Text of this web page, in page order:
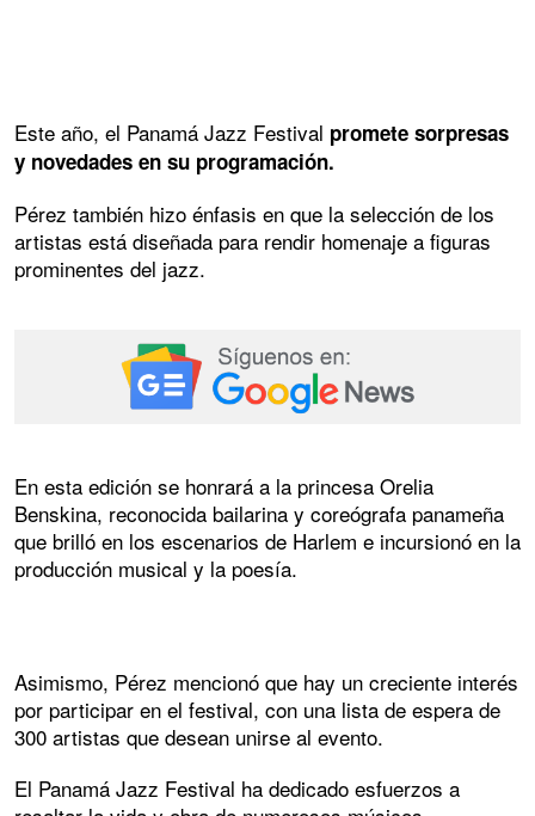
Este año, el Panamá Jazz Festival promete sorpresas
y novedades en su programación.
Pérez también hizo énfasis en que la selección de los
artistas está diseñada para rendir homenaje a figuras
prominentes del jazz.
En esta edición se honrará a la princesa Orelia
Benskina, reconocida bailarina y coreógrafa panameña
que brilló en los escenarios de Harlem e incursionó en la
producción musical y la poesía.
Asimismo, Pérez mencionó que hay un creciente interés
por participar en el festival, con una lista de espera de
300 artistas que desean unirse al evento.
El Panamá Jazz Festival ha dedicado esfuerzos a